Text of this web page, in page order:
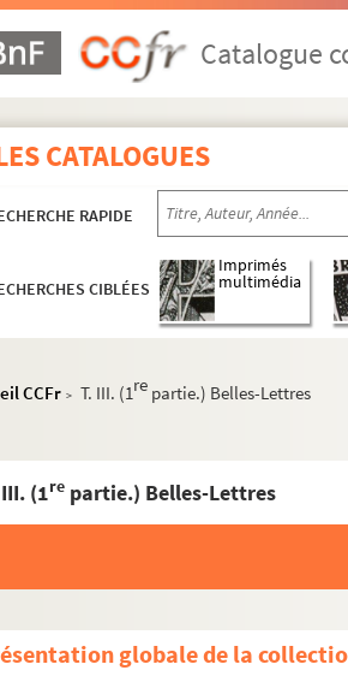
Catalogue
CATALOGUES
RAPIDE
CIBLÉES
Imprimés
multimédia
CCFr > T. III. (1re partie.) Belles-Lettres
(1re partie.) Belles-Lettres
globale de la